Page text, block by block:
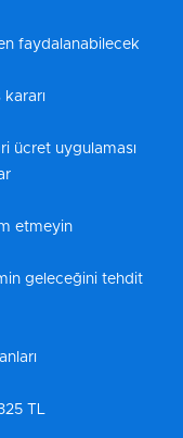
faydalanabilecek
ücret uygulaması
etmeyin
geleceğini tehdit
TL